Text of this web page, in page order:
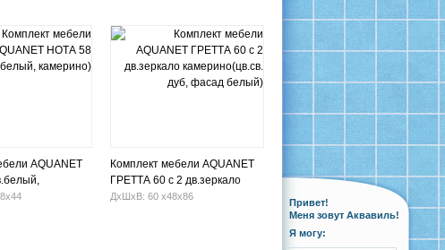
AQUANET
Комплект мебели AQUANET
ГРЕТТА 60 с 2 дв.зеркало
камерино(цв.св. дуб, фасад
ДхШхВ: 60 х48х86
Привет!
Меня зовут Аквавиль!
Я могу: